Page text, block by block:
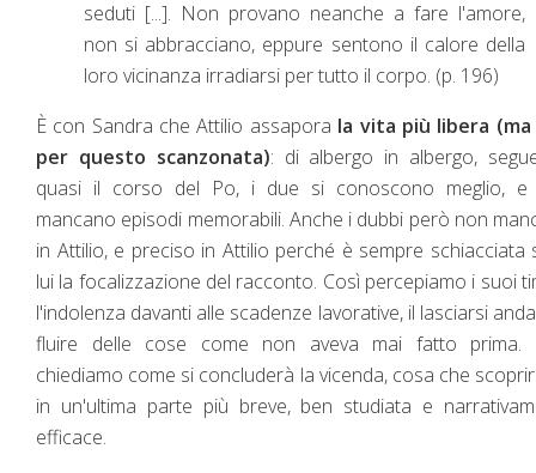
seduti [...]. Non provano neanche a fare l'amore,
non si abbracciano, eppure sentono il calore della
loro vicinanza irradiarsi per tutto il corpo. (p. 196)
È con Sandra che Attilio assapora la vita più libera
per questo scanzonata): di albergo in albergo,
quasi il corso del Po, i due si conoscono meglio, e
mancano episodi memorabili. Anche i dubbi però non
in Attilio, e preciso in Attilio perché è sempre schiacciata
lui la focalizzazione del racconto. Così percepiamo i suoi
l'indolenza davanti alle scadenze lavorative, il lasciarsi
fluire delle cose come non aveva mai fatto prima.
chiediamo come si concluderà la vicenda, cosa che
in un'ultima parte più breve, ben studiata e
efficace.